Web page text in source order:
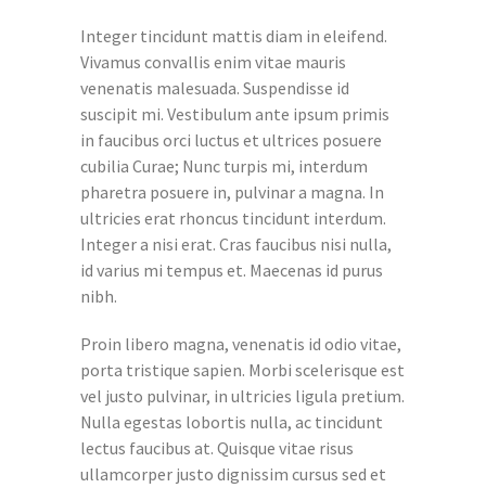
Integer tincidunt mattis diam in eleifend.
Vivamus convallis enim vitae mauris
venenatis malesuada. Suspendisse id
suscipit mi. Vestibulum ante ipsum primis
in faucibus orci luctus et ultrices posuere
cubilia Curae; Nunc turpis mi, interdum
pharetra posuere in, pulvinar a magna. In
ultricies erat rhoncus tincidunt interdum.
Integer a nisi erat. Cras faucibus nisi nulla,
id varius mi tempus et. Maecenas id purus
nibh.
Proin libero magna, venenatis id odio vitae,
porta tristique sapien. Morbi scelerisque est
vel justo pulvinar, in ultricies ligula pretium.
Nulla egestas lobortis nulla, ac tincidunt
lectus faucibus at. Quisque vitae risus
ullamcorper justo dignissim cursus sed et